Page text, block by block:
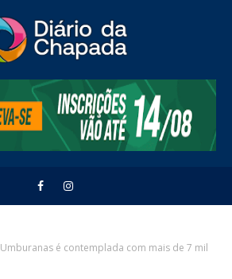
Umburanas é contemplada com mais de 7 mil